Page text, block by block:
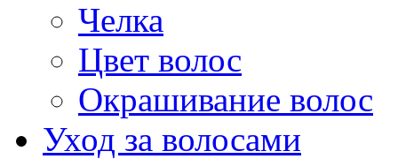
Челка
Цвет волос
Окрашивание волос
Уход за волосами